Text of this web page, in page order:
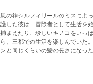
風の神シルフィリールのミスによ
護した彼は、冒険者として生活を
捕まえたり、珍しいキノコをいっ
ら、王都での生活を楽しんでいた
ンと同じくらいの髪の長さにな